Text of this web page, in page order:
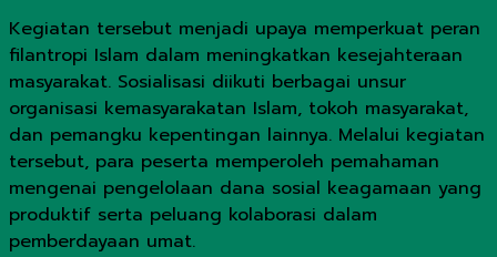
Kegiatan tersebut menjadi upaya memperkuat peran
filantropi Islam dalam meningkatkan kesejahteraan
masyarakat. Sosialisasi diikuti berbagai unsur
organisasi kemasyarakatan Islam, tokoh masyarakat,
dan pemangku kepentingan lainnya. Melalui kegiatan
tersebut, para peserta memperoleh pemahaman
mengenai pengelolaan dana sosial keagamaan yang
produktif serta peluang kolaborasi dalam
pemberdayaan umat.